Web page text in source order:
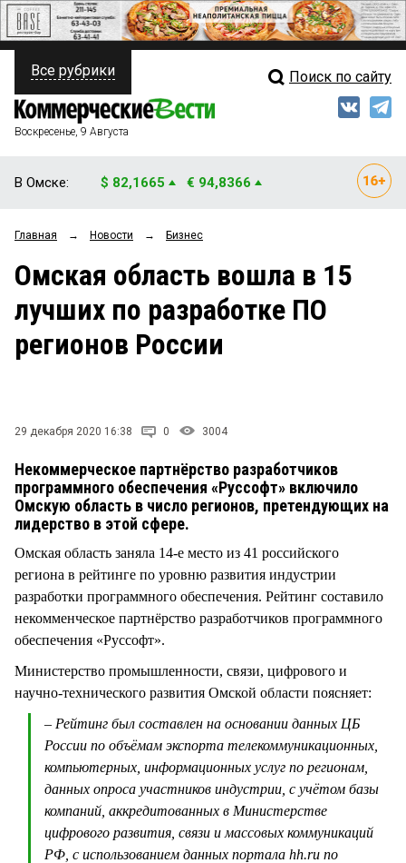
ПОЛИТИКА
ФИНАНСЫ
ОБЩЕСТВО
ЗАКОН
НОВОСТИ КОМПАНИЙ
Свежий выпуск
Рейтинги
Блоги
Все рубрики Поиск по сайту
Воскресенье, 9 Августа
В Омске: $ 82,1665 € 94,8366
Главная → Новости → Бизнес
Омская область вошла в 15
лучших по разработке ПО
регионов России
29 декабря 2020 16:38 0 3004
Некоммерческое партнёрство разработчиков
программного обеспечения «Руссофт» включило
Омскую область в число регионов, претендующих на
лидерство в этой сфере.
Омская область заняла 14-е место из 41 российского
региона в рейтинге по уровню развития индустрии
разработки программного обеспечения. Рейтинг составило
некомменческое партнёрство разработчиков программного
обеспечения «Руссофт».
Министерство промышленности, связи, цифрового и
научно-технического развития Омской области поясняет:
– Рейтинг был составлен на основании данных ЦБ
России по объёмам экспорта телекоммуникационных,
компьютерных, информационных услуг по регионам,
данных опроса участников индустрии, с учётом базы
компаний, аккредитованных в Министерстве
цифрового развития, связи и массовых коммуникаций
РФ, с использованием данных портала hh.ru по